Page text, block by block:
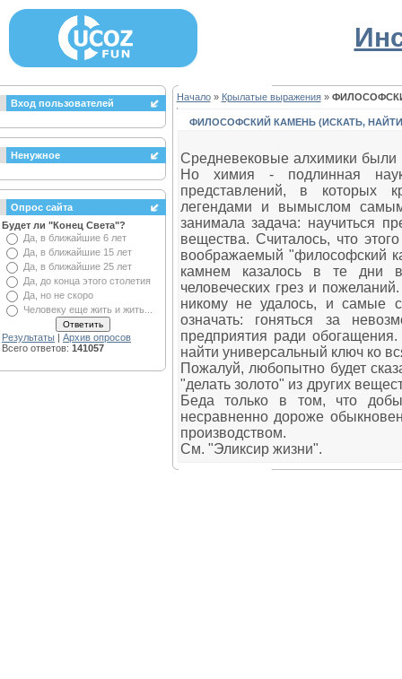
Вход пользователей
Ненужное
Опрос сайта
Будет ли "Конец Света"?
Да, в ближайшие 6 лет
Да, в ближайшие 15 лет
Да, в ближайшие 25 лет
Да, до конца этого столетия
Да, но не скоро
Человеку еще жить и жить...
Результаты | Архив опросов
Всего ответов: 141057
Начало» Крылатые выражения»
ФИЛОСОФСКИЙ КАМЕНЬ (ИСКАТЬ,
Средневековые алхимики
Но химия - подлинная
представлений, в которых
легендами и вымыслом
занимала задача: научиться
вещества. Считалось, что
воображаемый "философский
камнем казалось в те дни
человеческих грез и
никому не удалось, и самые
означать: гоняться за
предприятия ради
найти универсальный ключ ко
Пожалуй, любопытно будет
"делать золото" из других
Беда только в том, что
несравненно дороже
производством.
См. "Эликсир жизни".